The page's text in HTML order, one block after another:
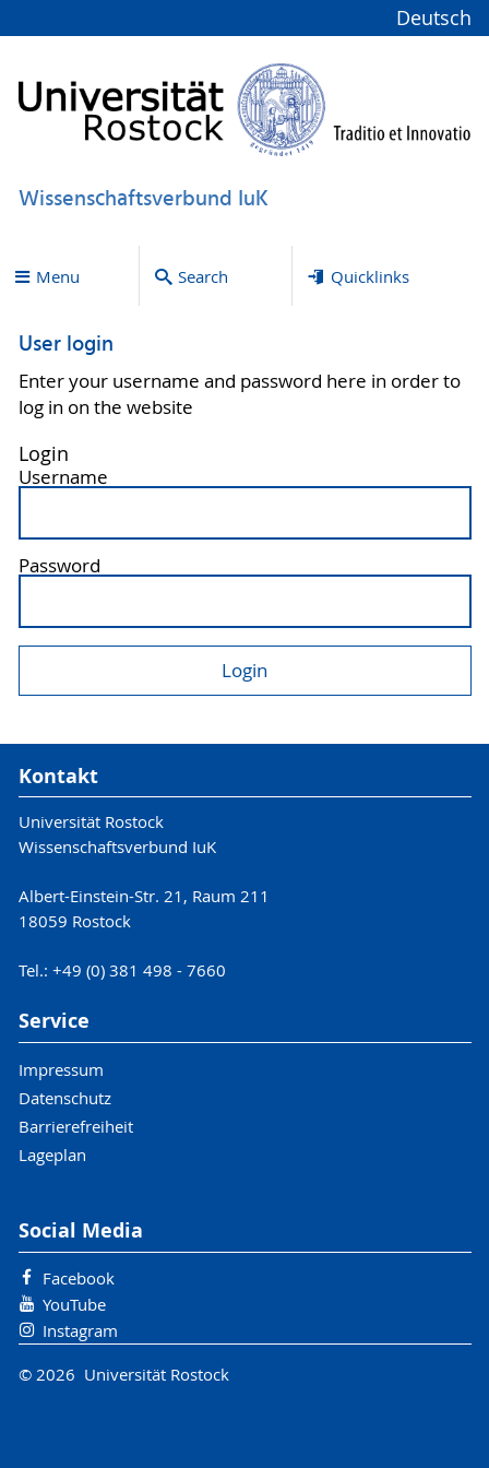
Deutsch
Wissenschaftsverbund IuK
Menu Search Quicklinks
User login
Enter your username and password here in order to
log in on the website
Login
Username
Password
Kontakt
Universität Rostock
Wissenschaftsverbund IuK
Albert-Einstein-Str. 21, Raum 211
18059 Rostock
Tel.: +49 (0) 381 498 - 7660
Service
Impressum
Datenschutz
Barrierefreiheit
Lageplan
Social Media
Facebook
YouTube
Instagram
© 2026 Universität Rostock